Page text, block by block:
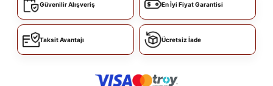
Güvenilir Alışveriş En İyi Fiyat Garantisi
Taksit Avantajı Ücretsiz İade